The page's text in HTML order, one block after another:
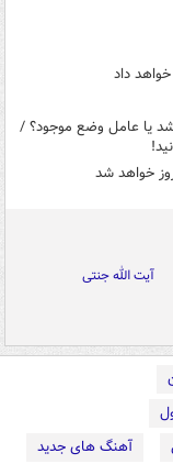
داد
یا عامل وضع موجود؟ /
خواهد شد
آیت الله جنتی
آهنگ های جدید